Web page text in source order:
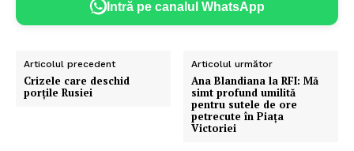
Intră pe canalul WhatsApp
Articolul precedent
Crizele care deschid
porțile Rusiei
Articolul următor
Ana Blandiana la RFI: Mă
simt profund umilită
pentru sutele de ore
petrecute în Piața
Victoriei